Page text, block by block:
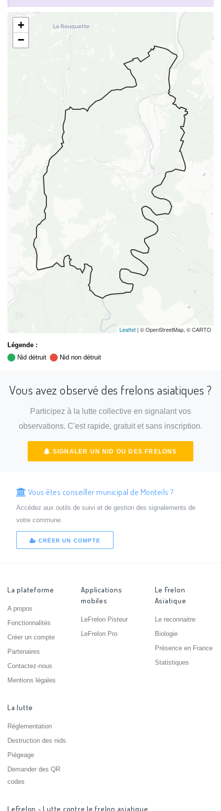
+
−
Leaflet | © OpenStreetMap, © CARTO
Légende :
Nid détruit
Nid non détruit
Vous avez observé des frelons asiatiques ?
Participez à la lutte collective en signalant vos
observations. C'est rapide, gratuit et sans inscription.
SIGNALER UN NID OU DES FRELONS
Vous êtes conseiller municipal de Monteils ?
Accédez aux outils de suivi et de gestion des signalements de
votre commune.
CRÉER UN COMPTE
La plateforme
A propos
Fonctionnalités
Créer un compte
Partenaires
Contactez-nous
Mentions légales
Applications
mobiles
LeFrelon Pisteur
LeFrelon Pro
Le Frelon
Asiatique
Le reconnaitre
Biologie
Présence en France
Statistiques
La lutte
Réglementation
Destruction des nids
Piégeage
Demander des QR
codes
LeFrelon - Lutte contre le frelon asiatique